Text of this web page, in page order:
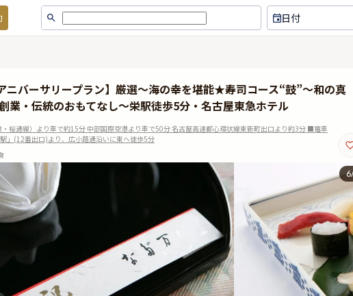
日付
ニバーサリープラン】厳選〜海の幸を堪能★寿司コース“鼓”〜和の真
・伝統のおもてなし〜栄駅徒歩5分・名古屋東急ホテル
通線）より車で約15分 中部国際空港より車で50分 名古屋高速都心環状線東新町出口より約3分 ■電車
」(12番出口)より、広小路通沿いに東へ徒歩5分
6
利用しました。 一流のお店は誰に
対しても平等で、味に深みがあり
ますし、語彙力がなくてうまく説
明ができないのですが他とは違う
んだなと、改めて思い書きまし
た。ありがとうございました。 こ
れからも利用させていただきたい
味がよく、店員の方も気持
く、特別な日の食事で外れ
のないお店。